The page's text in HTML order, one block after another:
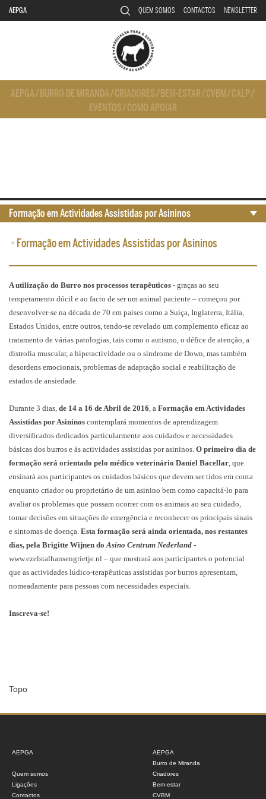
AEPGA QUEM SOMOS CONTACTOS NEWSLETTER
AEPGA/ BURRO DE MIRANDA/CRIADORES/ BEM-ESTAR/CVBM/CALP/
EVENTOS/COMO APOIAR
• Formação em Actividades Assistidas por Asininos
A utilização do Burro nos processos terapêuticos - graças ao seu
temperamento dócil e ao facto de ser um animal paciente – começou por
desenvolver-se na década de 70 em países como a Suíça, Inglaterra, Itália,
Estados Unidos, entre outros, tendo-se revelado um complemento eficaz ao
tratamento de várias patologias, tais como o autismo, o défice de atenção, a
distrofia muscular, a hiperactividade ou o síndrome de Down, mas também
desordens emocionais, problemas de adaptação social e reabilitação de
estados de ansiedade.
Durante 3 dias, de 14 a 16 de Abril de 2016, a Formação em Actividades
Assistidas por Asininos contemplará momentos de aprendizagem
diversificados dedicados particularmente aos cuidados e necessidades
básicas dos burros e às actividades assistidas por asininos. O primeiro dia de
formação será orientado pelo médico veterinário Daniel Bacellar, que
ensinará aos participantes os cuidados básicos que devem ser tidos em conta
enquanto criador ou proprietário de um asinino bem como capacitá-lo para
avaliar os problemas que possam ocorrer com os animais ao seu cuidado,
tomar decisões em situações de emergência e reconhecer os principais sinais
e sintomas de doença. Esta formação será ainda orientada, nos restantes
dias, pela Brigitte Wijnen doAsino Centrum Nederland -
www.ezelstalhansengrietje.nl – que mostrará aos participantes o potencial
que as actividades lúdico-terapêuticas assistidas por burros apresentam,
nomeadamente para pessoas com necessidades especiais.
Inscreva-se!
Topo
Formação em Actividades Assistidas por Asininos
AEPGA
Quem somos
Ligações
Contactos
AEPGA
Burro de Miranda
Criadores
Bem-estar
CVBM